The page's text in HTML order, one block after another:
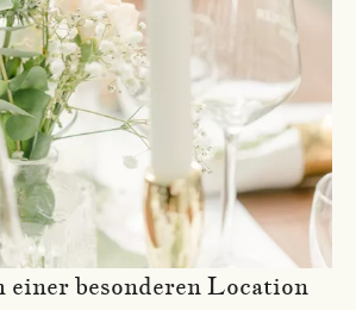
einer besonderen Location